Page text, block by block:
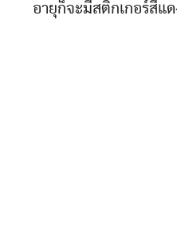
อายุก็จะมีสติกเกอร์สีแ